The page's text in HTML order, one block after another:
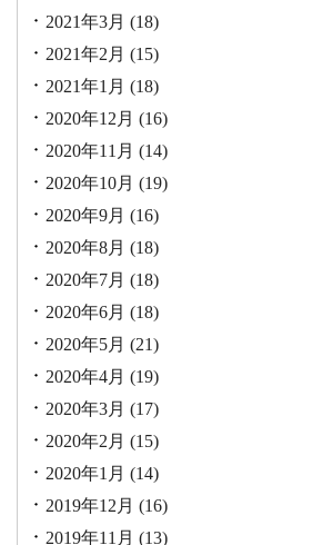
2021年3月 (18)
2021年2月 (15)
2021年1月 (18)
2020年12月 (16)
2020年11月 (14)
2020年10月 (19)
2020年9月 (16)
2020年8月 (18)
2020年7月 (18)
2020年6月 (18)
2020年5月 (21)
2020年4月 (19)
2020年3月 (17)
2020年2月 (15)
2020年1月 (14)
2019年12月 (16)
2019年11月 (13)